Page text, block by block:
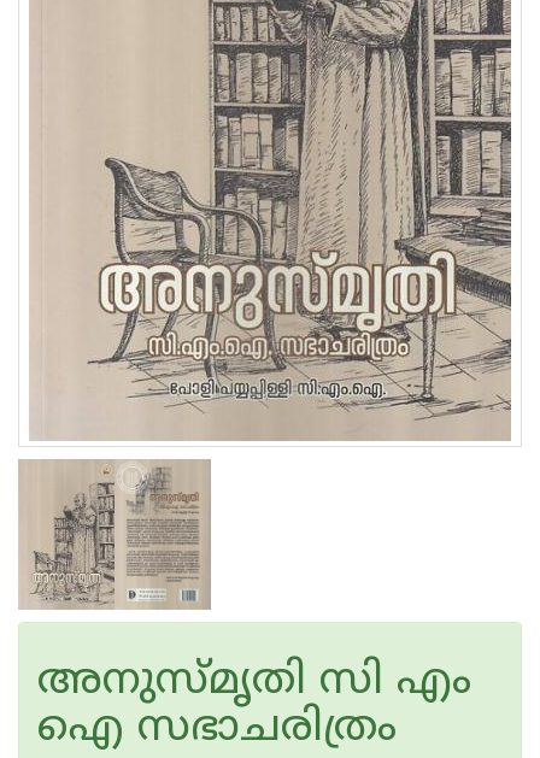
അനുസ്മൃതി സി എം
ഐ സഭാചരിത്രം